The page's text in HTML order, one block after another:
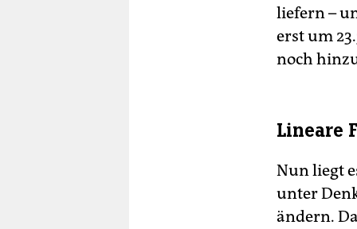
liefern –
erst um
noch
Lineare
Nun liegt
unter
ändern.